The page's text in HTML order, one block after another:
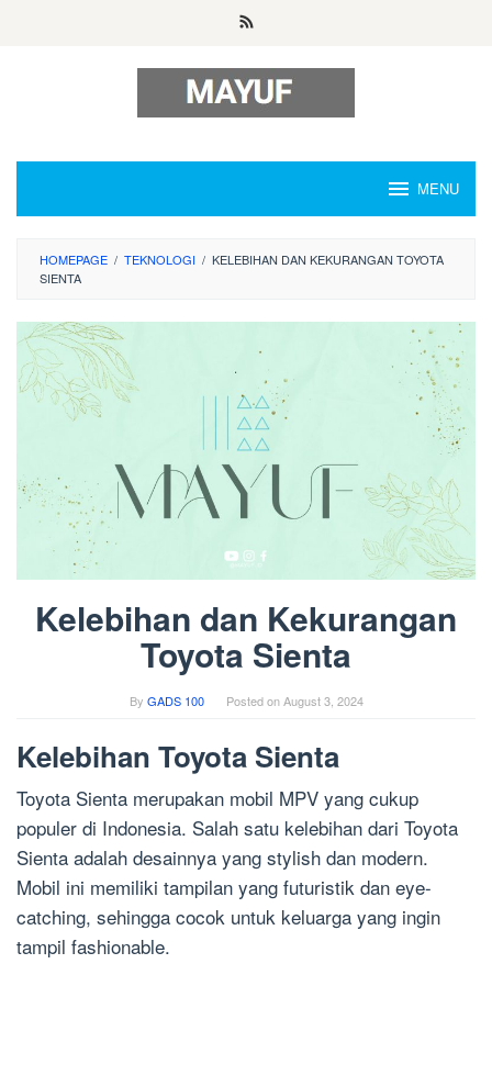
MENU
HOMEPAGE / TEKNOLOGI / KELEBIHAN DAN KEKURANGAN TOYOTA
SIENTA
Kelebihan dan Kekurangan
Toyota Sienta
By GADS 100 Posted onAugust 3, 2024
Kelebihan Toyota Sienta
Toyota Sienta merupakan mobil MPV yang cukup
populer di Indonesia. Salah satu kelebihan dari Toyota
Sienta adalah desainnya yang stylish dan modern.
Mobil ini memiliki tampilan yang futuristik dan eye-
catching, sehingga cocok untuk keluarga yang ingin
tampil fashionable.